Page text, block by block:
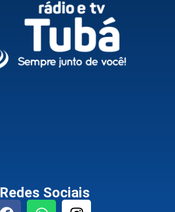
Redes Sociais